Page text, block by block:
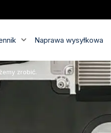
Naprawa wysyłkowa
zrobić.